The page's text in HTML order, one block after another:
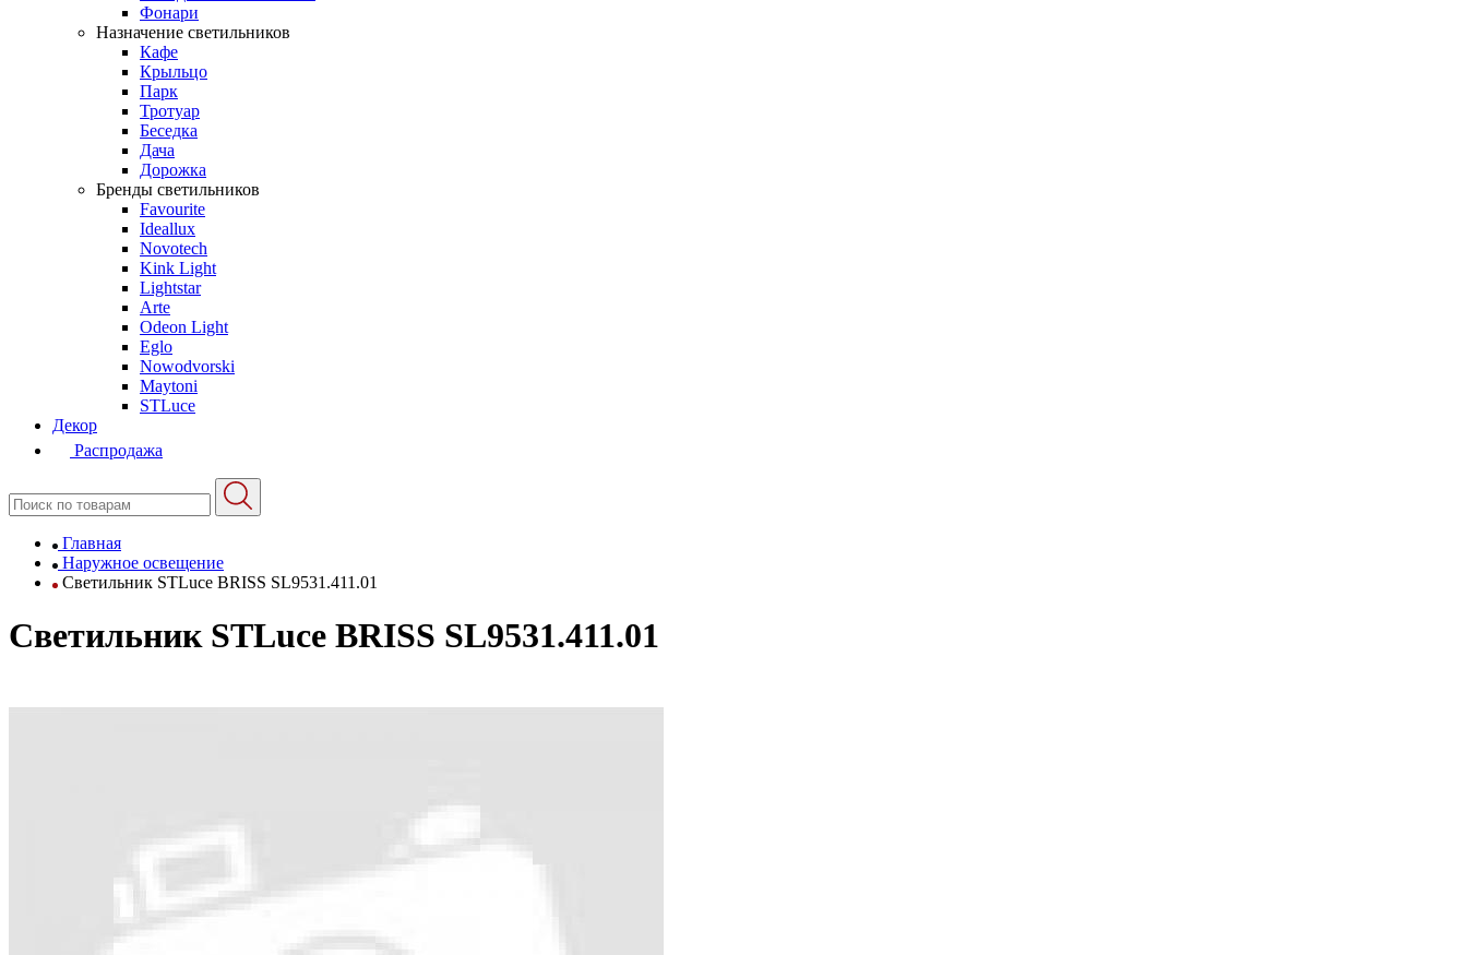
Фонари
Назначение светильников
Кафе
Крыльцо
Парк
Тротуар
Беседка
Дача
Дорожка
Бренды светильников
Favourite
Ideallux
Novotech
Kink Light
Lightstar
Arte
Odeon Light
Eglo
Nowodvorski
Maytoni
STLuce
Декор
Распродажа
Главная
Наружное освещение
Светильник STLuce BRISS SL9531.411.01
Светильник STLuce BRISS SL9531.411.01